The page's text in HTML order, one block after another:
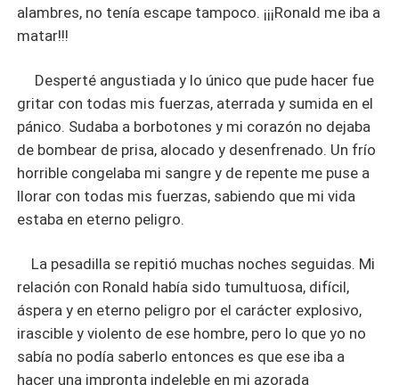
alambres, no tenía escape tampoco. ¡¡¡Ronald me iba a
matar!!!
Desperté angustiada y lo único que pude hacer fue
gritar con todas mis fuerzas, aterrada y sumida en el
pánico. Sudaba a borbotones y mi corazón no dejaba
de bombear de prisa, alocado y desenfrenado. Un frío
horrible congelaba mi sangre y de repente me puse a
llorar con todas mis fuerzas, sabiendo que mi vida
estaba en eterno peligro.
La pesadilla se repitió muchas noches seguidas. Mi
relación con Ronald había sido tumultuosa, difícil,
áspera y en eterno peligro por el carácter explosivo,
irascible y violento de ese hombre, pero lo que yo no
sabía no podía saberlo entonces es que ese iba a
hacer una impronta indeleble en mi azorada